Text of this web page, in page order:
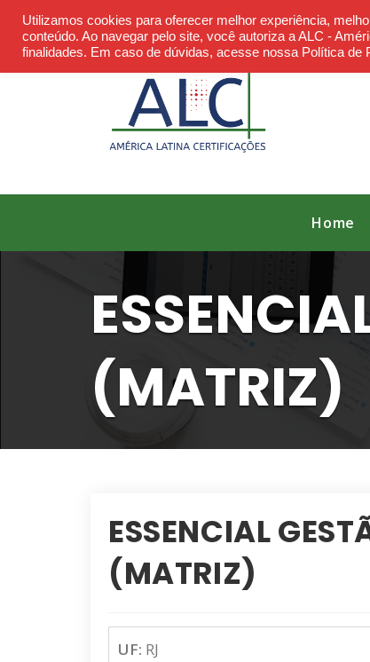
content
Home
(MATRIZ)
ESSENCIAL
(MATRIZ)
UF: RJ
Utilizamos cookies para oferecer melhor experiência,
conteúdo. Ao navegar pelo site, você autoriza a ALC -
finalidades. Em caso de dúvidas, acesse nossa Política de